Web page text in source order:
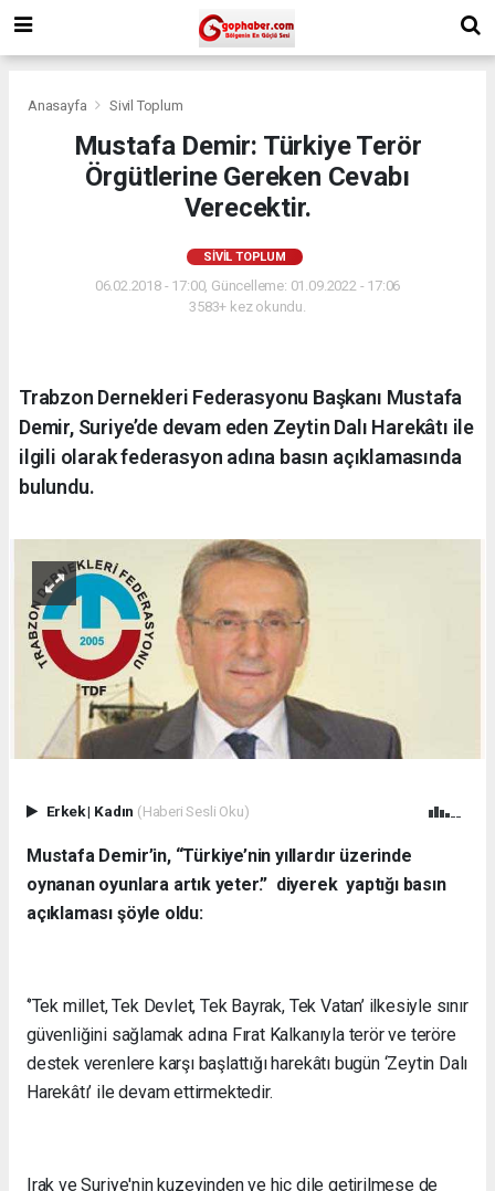
Anasayfa Sivil Toplum
Mustafa Demir: Türkiye Terör
Örgütlerine Gereken Cevabı
Verecektir.
SIVIL TOPLUM
06.02.2018 - 17:00, Güncelleme: 01.09.2022 - 17:06
3583+ kez okundu.
Trabzon Dernekleri Federasyonu Başkanı Mustafa
Demir, Suriye’de devam eden Zeytin Dalı Harekâtı ile
ilgili olarak federasyon adına basın açıklamasında
bulundu.
Erkek| Kadın (Haberi Sesli Oku)
Mustafa Demir’in, “Türkiye’nin yıllardır üzerinde
oynanan oyunlara artık yeter.” diyerek yaptığı basın
açıklaması şöyle oldu:
‘’Tek millet, Tek Devlet, Tek Bayrak, Tek Vatan’ ilkesiyle sınır
güvenliğini sağlamak adına Fırat Kalkanıyla terör ve teröre
destek verenlere karşı başlattığı harekâtı bugün ‘Zeytin Dalı
Harekâtı’ ile devam ettirmektedir.
Irak ve Suriye'nin kuzeyinden ve hiç dile getirilmese de